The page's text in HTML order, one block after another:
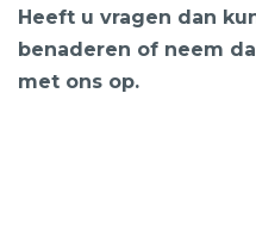
Heeft u vragen dan
benaderen of neem
met ons op.